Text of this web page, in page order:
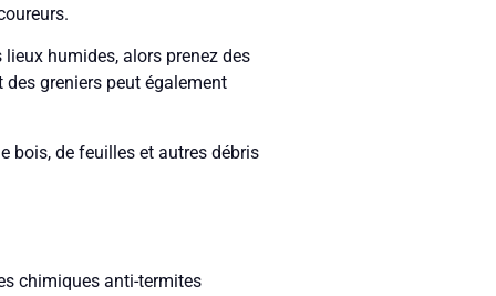
humides, alors prenez des
greniers peut également
bois, de feuilles et autres débris
chimiques anti-termites